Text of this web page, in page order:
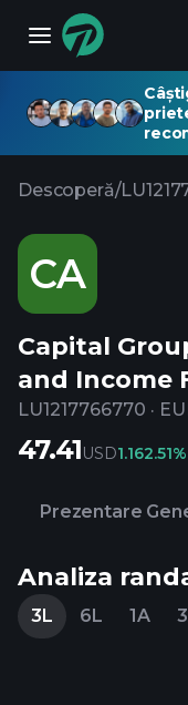
Descoperă/
CA
Capital
and Income
LU1217766770 ·
47.41USD1.162.51%
Prezentare
Analiza
3L 6L 1A